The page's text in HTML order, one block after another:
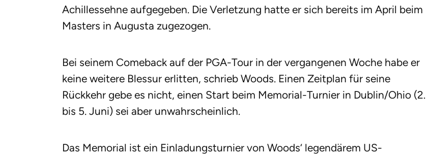
Achillessehne aufgegeben. Die Verletzung hatte er sich bereits im April beim
Masters in Augusta zugezogen.
Bei seinem Comeback auf der PGA-Tour in der vergangenen Woche habe er
keine weitere Blessur erlitten, schrieb Woods. Einen Zeitplan für seine
Rückkehr gebe es nicht, einen Start beim Memorial-Turnier in Dublin/Ohio (2.
bis 5. Juni) sei aber unwahrscheinlich.
Das Memorial ist ein Einladungsturnier von Woods‘ legendärem US-